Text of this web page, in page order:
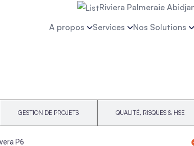
Riviera Palmeraie
A propos
Services Nos Solutions
GESTION DE PROJETS QUALITÉ, RISQUES & HSE
P6